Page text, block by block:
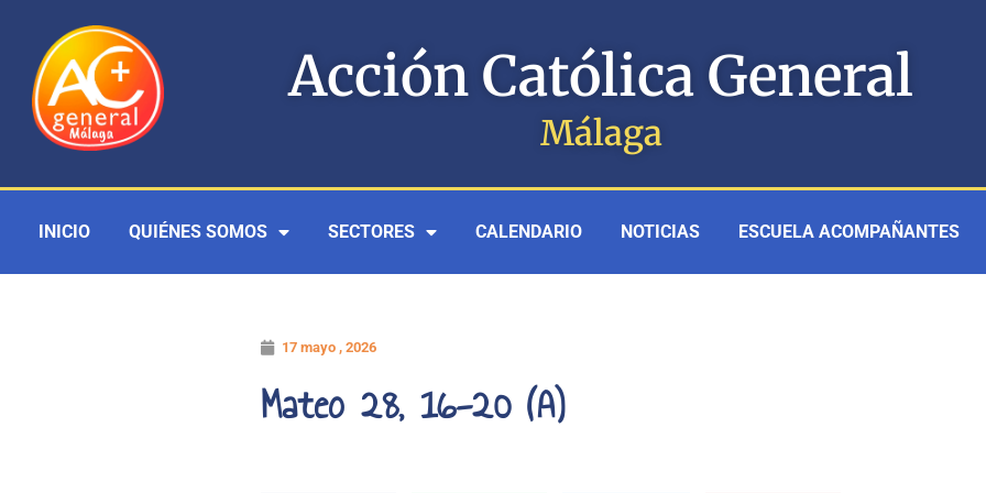
contenido
Acción Católica General
Málaga
INICIO QUIÉNES SOMOS SECTORES CALENDARIO NOTICIAS ESCUELA ACOMPAÑANTES
17 mayo , 2026
Mateo 28, 16-20 (A)